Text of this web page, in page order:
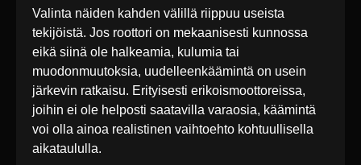
Valinta näiden kahden välillä riippuu useista
tekijöistä. Jos roottori on mekaanisesti kunnossa
eikä siinä ole halkeamia, kulumia tai
muodonmuutoksia, uudelleenkäämintä on usein
järkevin ratkaisu. Erityisesti erikoismoottoreissa,
joihin ei ole helposti saatavilla varaosia, käämintä
voi olla ainoa realistinen vaihtoehto kohtuullisella
aikataululla.